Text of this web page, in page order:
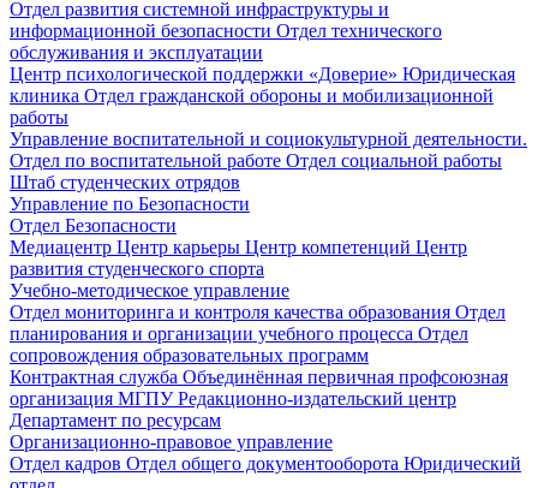
Отдел развития системной инфраструктуры и
информационной безопасности Отдел технического
обслуживания и эксплуатации
Центр психологической поддержки «Доверие» Юридическая
клиника Отдел гражданской обороны и мобилизационной
работы
Управление воспитательной и социокультурной деятельности.
Отдел по воспитательной работе Отдел социальной работы
Штаб студенческих отрядов
Управление по Безопасности
Отдел Безопасности
Медиацентр Центр карьеры Центр компетенций Центр
развития студенческого спорта
Учебно-методическое управление
Отдел мониторинга и контроля качества образования Отдел
планирования и организации учебного процесса Отдел
сопровождения образовательных программ
Контрактная служба Объединённая первичная профсоюзная
организация МГПУРедакционно-издательский центр
Департамент по ресурсам
Организационно-правовое управление
Отдел кадров Отдел общего документооборота Юридический